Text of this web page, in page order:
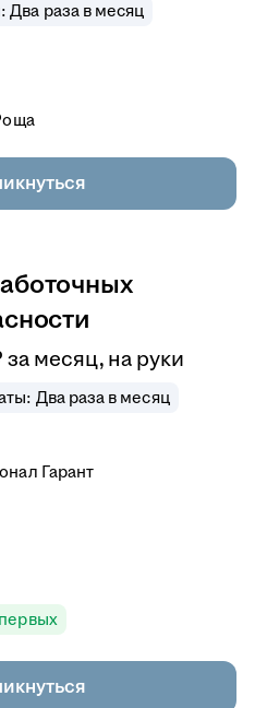
Два раза в месяц
за месяц, на руки
Два раза в месяц
Гарант